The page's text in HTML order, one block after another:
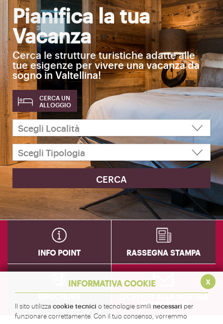
x
INFORMATIVA COOKIE
Il sito utilizza cookie tecnici o tecnologie simili necessari per
funzionare correttamente. Con il tuo consenso, vorremmo
Pianifica la tua
Vacanza
Cerca le strutture turistiche adatte alle
tue esigenze per vivere una vacanza da
sogno in Valtellina!
CERCA UN
ALLOGGIO
INFO POINT RASSEGNA STAMPA
BROCHURE ISCRIVITI ALLA NOSTRA
NEWSLETTER